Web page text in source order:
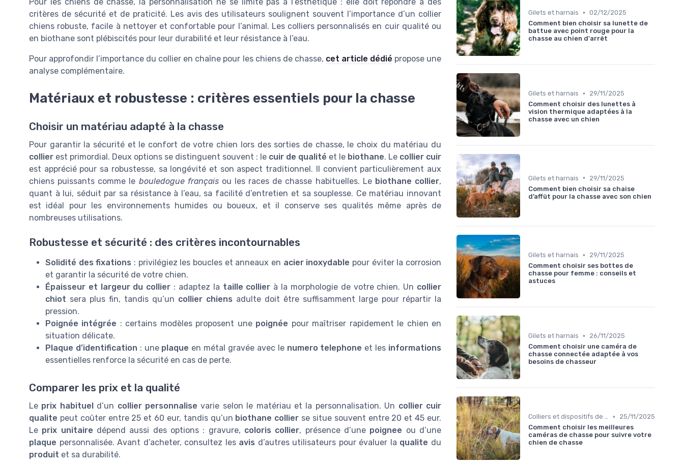
critères de sécurité et de praticité. Les avis des utilisateurs soulignent souvent l’importance d’un collier
chiens robuste, facile à nettoyer et confortable pour l’animal. Les colliers personnalisés en cuir qualité ou
en biothane sont plébiscités pour leur durabilité et leur résistance à l’eau.
Pour approfondir l’importance du collier en chaîne pour les chiens de chasse, cet article dédié propose une
analyse complémentaire.
Matériaux et robustesse : critères essentiels pour la chasse
Choisir un matériau adapté à la chasse
Pour garantir la sécurité et le confort de votre chien lors des sorties de chasse, le choix du matériau du
collier est primordial. Deux options se distinguent souvent : le cuir de qualité et le biothane. Le collier cuir
est apprécié pour sa robustesse, sa longévité et son aspect traditionnel. Il convient particulièrement aux
chiens puissants comme le bouledogue françaisou les races de chasse habituelles. Le biothane collier,
quant à lui, séduit par sa résistance à l’eau, sa facilité d’entretien et sa souplesse. Ce matériau innovant
est idéal pour les environnements humides ou boueux, et il conserve ses qualités même après de
nombreuses utilisations.
Robustesse et sécurité : des critères incontournables
Solidité des fixations : privilégiez les boucles et anneaux en acier inoxydable pour éviter la corrosion
et garantir la sécurité de votre chien.
Épaisseur et largeur du collier : adaptez la taille collier à la morphologie de votre chien. Un collier
chiot sera plus fin, tandis qu’un collier chiens adulte doit être suffisamment large pour répartir la
pression.
Poignée intégrée : certains modèles proposent une poignée pour maîtriser rapidement le chien en
situation délicate.
Plaque d’identification : une plaque en métal gravée avec le numero telephone et les informations
essentielles renforce la sécurité en cas de perte.
Comparer les prix et la qualité
Le prix habitueld’un collier personnalise varie selon le matériau et la personnalisation. Un collier cuir
qualite peut coûter entre 25 et 60 eur, tandis qu’un biothane collier se situe souvent entre 20 et 45 eur.
Le prix unitaire dépend aussi des options : gravure, coloris collier, présence d’une poignee ou d’une
plaque personnalisée. Avant d’acheter, consultez les avis d’autres utilisateurs pour évaluer la qualite du
produit et sa durabilité.
Gilets et harnais • 02/12/2025
Comment bien choisir sa lunette de
battue avec point rouge pour la
chasse au chien d'arrêt
Gilets et harnais •
29/11/2025
Comment choisir des lunettes à
vision thermique adaptées à la
chasse avec un chien
Gilets et harnais •
29/11/2025
Comment bien choisir sa chaise
d’affût pour la chasse avec son chien
Gilets et harnais •
29/11/2025
Comment choisir ses bottes de
chasse pour femme : conseils et
astuces
Gilets et harnais •
26/11/2025
Comment choisir une caméra de
chasse connectée adaptée à vos
besoins de chasseur
Colliers et dispositifs de suivi •
25/11/2025
Comment choisir les meilleures
caméras de chasse pour suivre votre
chien de chasse